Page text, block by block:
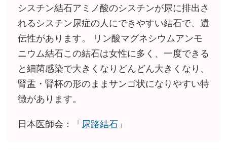
シスチン結石アミノ酸のシスチンが尿に排出さ
れるシスチン尿症の人にできやすい結石で、遺
伝性があります。 リン酸マグネシウムアンモ
ニウム結石この結石は女性に多く、一度できる
と細菌感染で大きくなりどんどん大きくなり、
腎盂・腎杯の形のままサンゴ状になりやすい特
徴があります。
日本医師会：「 尿路結石 」